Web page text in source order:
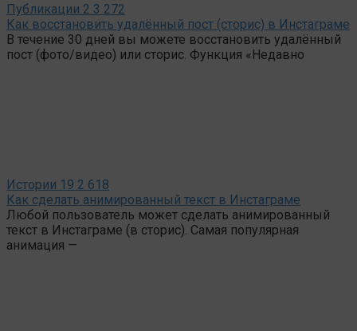
Публикации 2 3 272
Как восстановить удалённый пост (сторис) в Инстаграме
В течение 30 дней вы можете восстановить удалённый
пост (фото/видео) или сторис. Функция «Недавно
Истории 19 2 618
Как сделать анимированный текст в Инстаграме
Любой пользователь может сделать анимированный
текст в Инстаграме (в сторис). Самая популярная
анимация —